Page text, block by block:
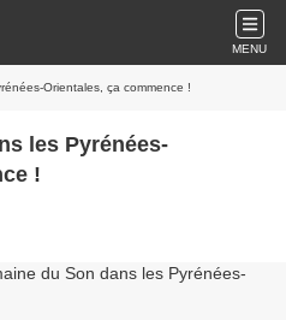
MENU
Orientales, ça commence !
les Pyrénées-
!